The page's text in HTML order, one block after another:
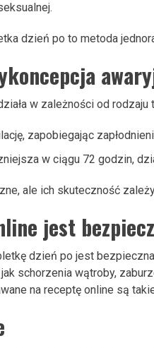
dzień po to metoda
w zależności od rodzaju
zapobiegając
w ciągu 72 godzin,
ale ich skuteczność
jest
dzień po jest
schorzenia wątroby,
na receptę online są